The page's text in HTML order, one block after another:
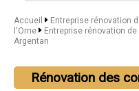
Accueil
Entreprise rénovation
l'Orne
Entreprise rénovation
Argentan
Rénovation des